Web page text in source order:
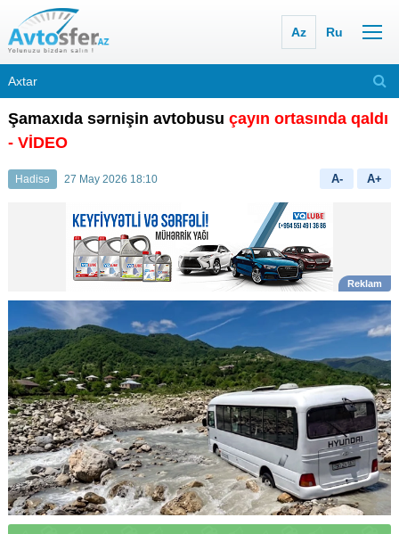
Az Ru
Şamaxıda sərnişin avtobusu çayın ortasında qaldı
- VİDEO
Hadisə 27 May 2026 18:10 A- A+